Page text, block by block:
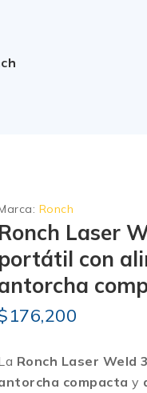
Ronch
Ronch Laser
con
176,200
Ronch Laser Weld
compacta y